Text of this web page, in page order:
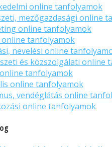
online tanfolyamok
mezőgazdasági online
online tanfolyamok
online tanfolyamok
nevelési online
és közszolgálati online
tanfolyamok
online tanfolyamok
vendéglátás online
online tanfolyamok